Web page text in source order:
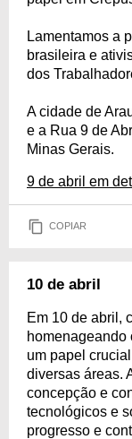
Lamentamos a
brasileira e
dos
A cidade de
e a Rua 9 de
Minas Gerais.
9 de abril em
COPIAR
10 de abril
Em 10 de abril,
homenageando
um papel
diversas áreas.
concepção e
tecnológicos e
progresso e